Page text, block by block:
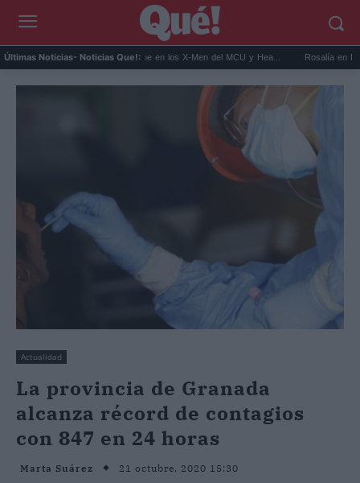
Últimas Noticias- Noticias Que!:
Kit Connor será Cíclope en los X-Men del MCU y Hea... Rosalía en Buenos
Actualidad
La provincia de Granada
alcanza récord de contagios
con 847 en 24 horas
Marta Suárez 21 octubre, 2020 15:30